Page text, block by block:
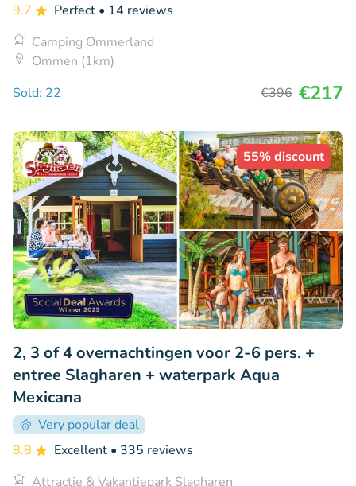
9.7 Perfect • 14 reviews
Camping Ommerland
Ommen (1km)
Sold: 22
€396 €217
55% discount
2, 3 of 4 overnachtingen voor 2-6 pers. +
entree Slagharen + waterpark Aqua
Mexicana
Very popular deal
8.8
Excellent • 335 reviews
Attractie & Vakantiepark Slagharen